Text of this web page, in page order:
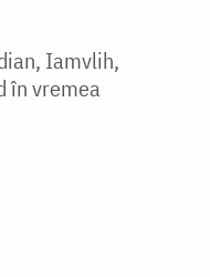
Iamvlih,
în vremea